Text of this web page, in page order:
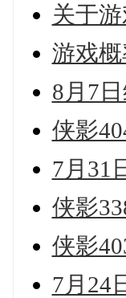
关于
游戏
8月7
侠影
7月31
侠影
侠影
7月24